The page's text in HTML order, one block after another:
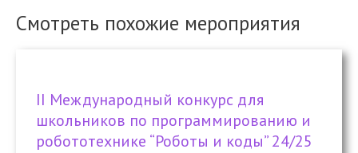
Смотреть похожие мероприятия
II Международный конкурс для
школьников по программированию и
робототехнике “Роботы и коды” 24/25